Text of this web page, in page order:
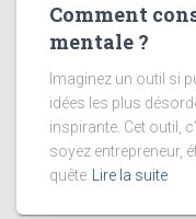
Comment
mentale ?
Imaginez un outil si
idées les plus
inspirante. Cet outil,
soyez entrepreneur,
quête Lire la suite